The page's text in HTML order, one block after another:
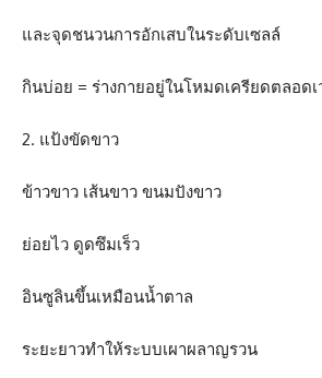
และจุดชนวนการอักเสบในระดับเซลล์
กินบ่อย = ร่างกายอยู่ในโหมดเครียดตลอดเ
2. แป้งขัดขาว
ข้าวขาว เส้นขาว ขนมปังขาว
ย่อยไว ดูดซึมเร็ว
อินซูลินขึ้นเหมือนน้ำตาล
ระยะยาวทำให้ระบบเผาผลาญรวน